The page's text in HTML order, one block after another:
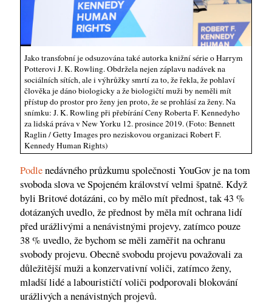
Jako transfobní je odsuzována také autorka knižní série o Harrym
Potterovi J. K. Rowling. Obdržela nejen záplavu nadávek na
sociálních sítích, ale i výhrůžky smrtí za to, že řekla, že pohlaví
člověka je dáno biologicky a že biologičtí muži by neměli mít
přístup do prostor pro ženy jen proto, že se prohlásí za ženy. Na
snímku: J. K. Rowling při přebírání Ceny Roberta F. Kennedyho
za lidská práva v New Yorku 12. prosince 2019. (Foto: Bennett
Raglin / Getty Images pro neziskovou organizaci Robert F.
Kennedy Human Rights)
Podlenedávného průzkumu společnosti YouGov je na tom
svoboda slova ve Spojeném království velmi špatně. Když
byli Britové dotázáni, co by mělo mít přednost, tak 43 %
dotázaných uvedlo, že přednost by měla mít ochrana lidí
před urážlivými a nenávistnými projevy, zatímco pouze
38 % uvedlo, že bychom se měli zaměřit na ochranu
svobody projevu. Obecně svobodu projevu považovali za
důležitější muži a konzervativní voliči, zatímco ženy,
mladší lidé a labourističtí voliči podporovali blokování
urážlivých a nenávistných projevů.